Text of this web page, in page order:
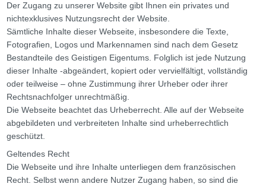
Der Zugang zu unserer Website gibt Ihnen ein privates und
nichtexklusives Nutzungsrecht der Website.
Sämtliche Inhalte dieser Webseite, insbesondere die Texte,
Fotografien, Logos und Markennamen sind nach dem Gesetz
Bestandteile des Geistigen Eigentums. Folglich ist jede Nutzung
dieser Inhalte -abgeändert, kopiert oder vervielfältigt, vollständig
oder teilweise – ohne Zustimmung ihrer Urheber oder ihrer
Rechtsnachfolger unrechtmäßig.
Die Webseite beachtet das Urheberrecht. Alle auf der Webseite
abgebildeten und verbreiteten Inhalte sind urheberrechtlich
geschützt.
Geltendes Recht
Die Webseite und ihre Inhalte unterliegen dem französischen
Recht. Selbst wenn andere Nutzer Zugang haben, so sind die